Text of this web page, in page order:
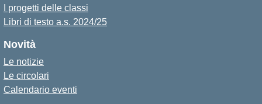
I progetti delle classi
Libri di testo a.s. 2024/25
Novità
Le notizie
Le circolari
Calendario eventi